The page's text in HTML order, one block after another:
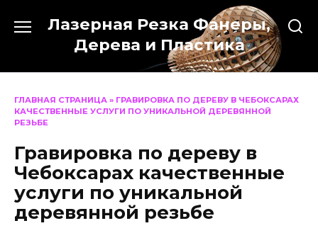
содержанию
Лазерная Резка Фанеры,
Дерева и Пластика
ГЛАВНАЯ СТРАНИЦА » ГРАВИРОВКА ПО ДЕРЕВУ В ЧЕБОКСАРАХ
КАЧЕСТВЕННЫЕ УСЛУГИ ПО УНИКАЛЬНОЙ ДЕРЕВЯННОЙ
РЕЗЬБЕ
Гравировка по дереву в
Чебоксарах качественные
услуги по уникальной
деревянной резьбе